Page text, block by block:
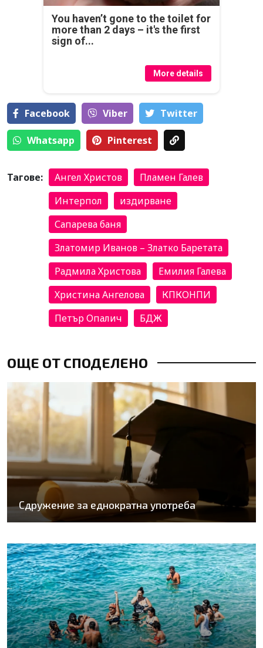
You haven’t gone to the toilet for
more than 2 days – it's the first
sign of...
More details
Facebook Viber Тwitter
Whatsapp Pinterest
Тагове: Ангел Христов
Пламен Галев
Интерпол
издирване
Сапарева баня
Златомир Иванов – Златко Баретата
Радмила Христова
Емилия Галева
Христина Ангелова
КПКОНПИ
Петър Опалич
БДЖ
ОЩЕ ОТ СПОДЕЛЕНО
Сдружение за еднократна употреба